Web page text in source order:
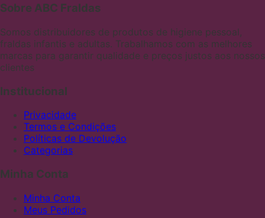
Sobre ABC Fraldas
Somos distribuidores de produtos de higiene pessoal,
fraldas infantis e adultas. Trabalhamos com as melhores
marcas para garantir qualidade e preços justos aos nossos
clientes
Institucional
Privacidade
Termos e Condições
Políticas de Devolução
Categorias
Minha Conta
Minha Conta
Meus Pedidos